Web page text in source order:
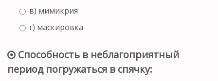
в) мимикрия
г) маскировка
Способность в неблагоприятный
период погружаться в спячку: